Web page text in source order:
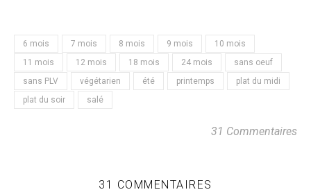
6 mois 7 mois 8 mois 9 mois
10 mois
11 mois
12 mois 18 mois 24 mois
sans oeuf
sans PLV
végétarien été printemps
plat du midi
plat du soir
salé
31 Commentaires
31 COMMENTAIRES